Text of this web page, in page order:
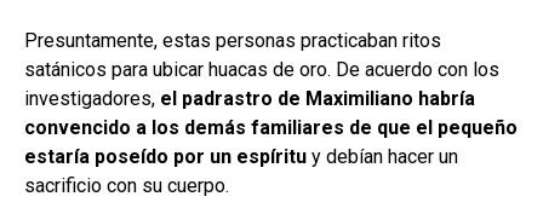
Presuntamente, estas personas practicaban ritos
satánicos para ubicar huacas de oro. De acuerdo con los
investigadores, el padrastro de Maximiliano habría
convencido a los demás familiares de que el pequeño
estaría poseído por un espíritu y debían hacer un
sacrificio con su cuerpo.